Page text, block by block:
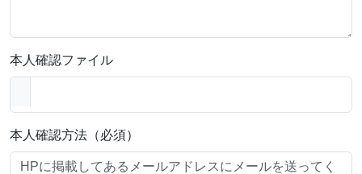
本人確認ファイル
本人確認方法（必須）